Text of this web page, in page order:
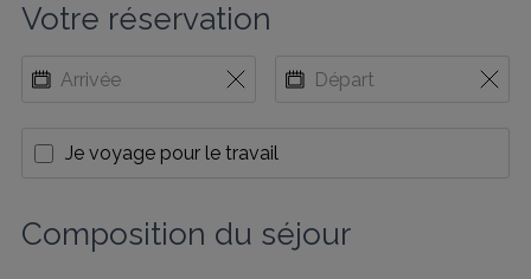
Votre réservation
Je voyage pour le travail
Composition du séjour